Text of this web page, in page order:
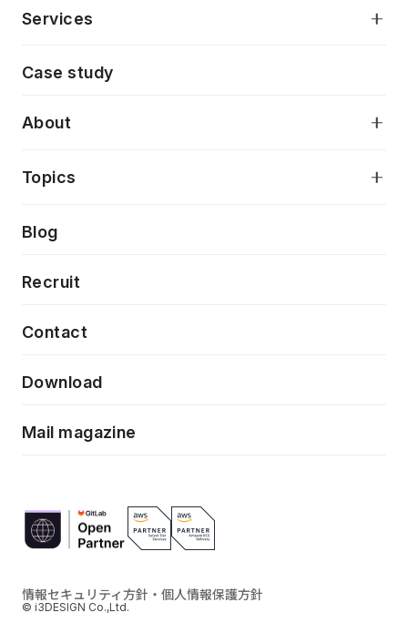
Services
AI駆動開発支援
モダナイゼーション
特徴量エンジニアリングと生成AI
デジタルプロダクトデザイン
デザインシステム構築支援
フロントエンド開発
Case study
About
当社が目指しているもの
Topics
Press release
News
Event/Seminer
Blog
Recruit
Contact
Download
Mail magazine
情報セキュリティ方針・個人情報保護方針
© i3DESIGN Co.,Ltd.